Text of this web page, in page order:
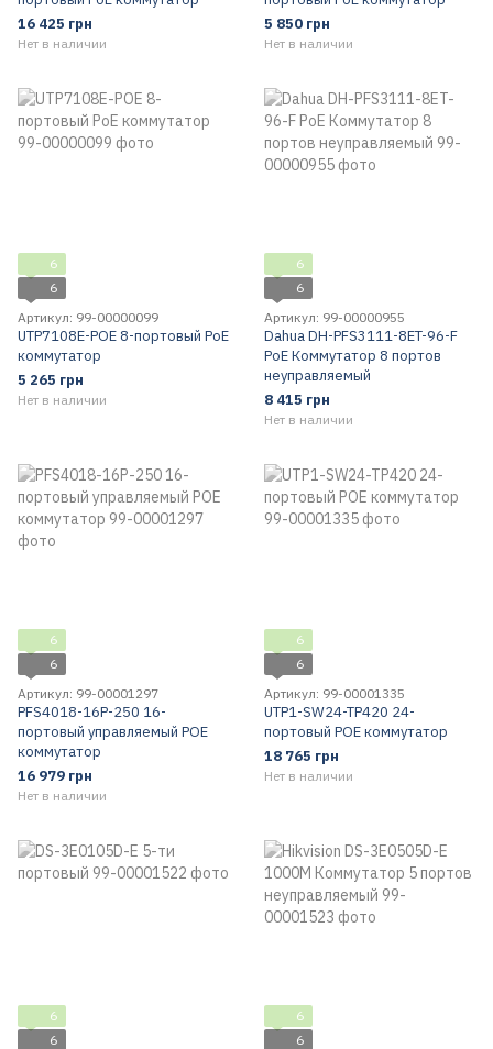
16 425 грн
Нет в наличии
5 850 грн
Нет в наличии
6
6
Артикул: 99-00000099
UTP7108E-POE 8-портовый PoE
коммутатор
5 265 грн
Нет в наличии
6
6
Артикул: 99-00000955
Dahua DH-PFS3111-8ET-96-F
PoE Коммутатор 8 портов
неуправляемый
8 415 грн
Нет в наличии
6
6
Артикул: 99-00001297
PFS4018-16P-250 16-
портовый управляемый POE
коммутатор
16 979 грн
Нет в наличии
6
6
Артикул: 99-00001335
UTP1-SW24-TP420 24-
портовый POE коммутатор
18 765 грн
Нет в наличии
6
6
6
6